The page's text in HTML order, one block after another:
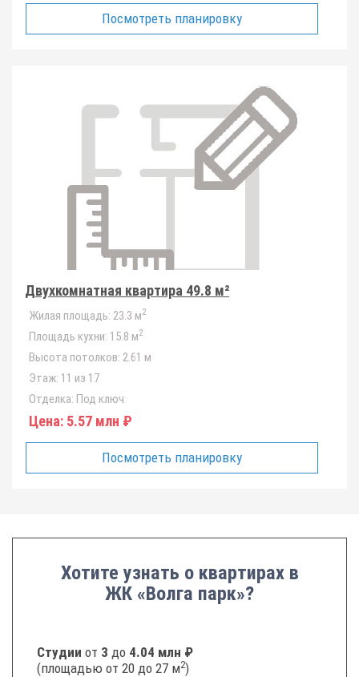
Посмотреть планировку
Двухкомнатная квартира 49.8 м²
Жилая площадь: 23.3 м2
Площадь кухни: 15.8 м2
Высота потолков: 2.61 м
Этаж: 11 из 17
Отделка: Под ключ
Цена: 5.57 млн ₽
Посмотреть планировку
Хотите узнать о квартирах в
ЖК «Волга парк»?
Студии от 3 до 4.04 млн ₽
(площадью от 20 до 27 м2)